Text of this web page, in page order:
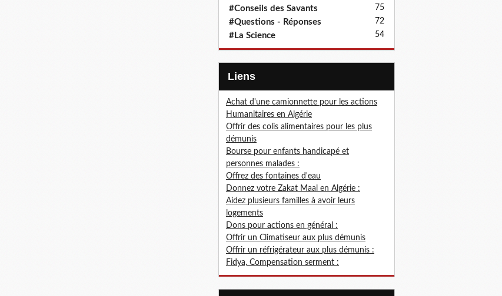
#Conseils des Savants 75
#Questions - Réponses 72
#La Science 54
Liens
Achat d'une camionnette pour les actions
Humanitaires en Algérie
Offrir des colis alimentaires pour les plus
démunis
Bourse pour enfants handicapé et
personnes malades :
Offrez des fontaines d'eau
Donnez votre Zakat Maal en Algérie :
Aidez plusieurs familles à avoir leurs
logements
Dons pour actions en général :
Offrir un Climatiseur aux plus démunis
Offrir un réfrigérateur aux plus démunis :
Fidya, Compensation serment :